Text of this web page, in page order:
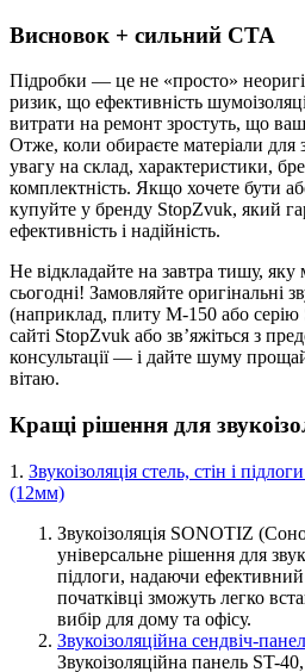
Висновок + сильний CTA
Підробки — це не «просто»
ризик, що ефективність
витрати на ремонт зростуть, що
Отже, коли обираєте матеріали для
увагу на склад, характеристики,
комплектність. Якщо хочете бути
купуйте у бренду StopZvuk, який
ефективність і надійність.
Не відкладайте на завтра тишу,
сьогодні! Замовляйте оригінальні
(наприклад, плиту М-150 або
сайті StopZvuk або зв’яжіться з
консультації — і дайте шуму
вітаю.
Кращі рішення для
1. Звукоізоляція стель, стін і
(12мм)
Звукоізоляція SONOTIZ
універсальне рішення для
підлоги, надаючи
початківці зможуть легко
вибір для дому та офісу.
Звукоізоляційна сендвіч-
Звукоізоляційна панель ST-